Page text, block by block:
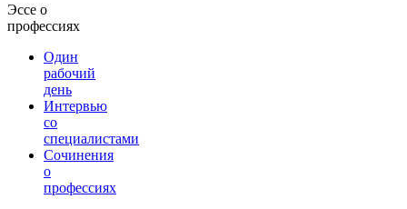
Эссе о
профессиях
Один
рабочий
день
Интервью
со
специалистами
Сочинения
о
профессиях